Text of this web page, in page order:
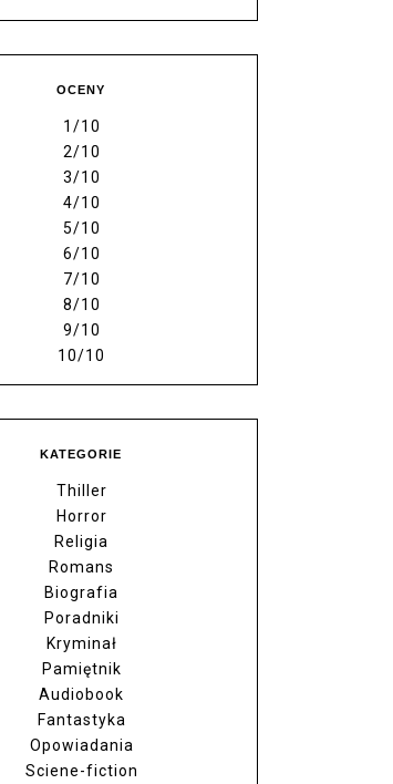
OCENY
1/10
2/10
3/10
4/10
5/10
6/10
7/10
8/10
9/10
10/10
KATEGORIE
Thiller
Horror
Religia
Romans
Biografia
Poradniki
Kryminał
Pamiętnik
Audiobook
Fantastyka
Opowiadania
Sciene-fiction